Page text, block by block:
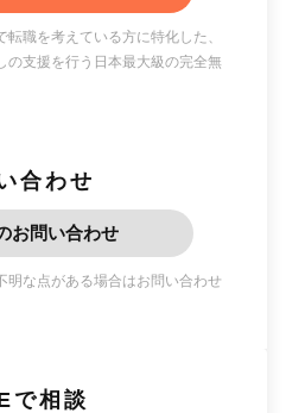
職を考えている方に特化した、
の支援を行う日本最大級の完全無
合わせ
お問い合わせ
明な点がある場合はお問い合わせ
で相談